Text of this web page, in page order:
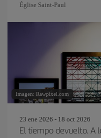
Église Saint-Paul
Imagen: Rawpixel.com
23 ene 2026 - 18 oct 2026
El tiempo devuelto. A